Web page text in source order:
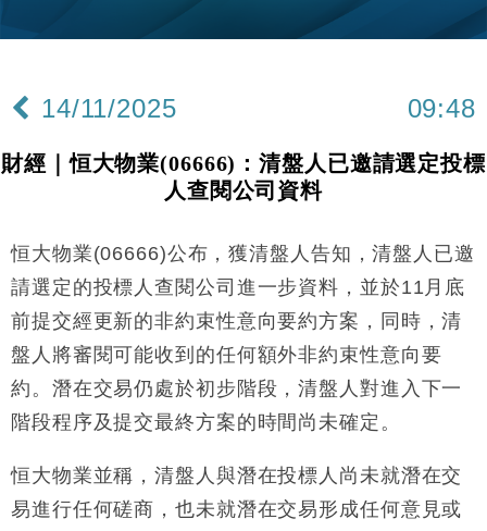
財經｜韓股反覆波動收跌 連挫7周創逾3年最長跌勢
12:44
財經｜日本春季三度入市撐日圓 4月單日斥6.28萬億
11:12
國際｜特朗普料美伊戰事快結束 承認部分彈藥庫存緊
司
18:31
財經｜華僑銀行上半年淨利創新高 中期息增15%至
及消費表現
16:47
本地｜假冒內地執法人員要求交「保證金」 43歲女子
損失近6900萬元
15:47
財經｜恒隆10月換帥 玩具「反」斗城亞洲CEO蔡德
粦接任
14/11/2025 09:48
財經｜恒大物業(06666)：清盤人已邀請選定投標
人查閱公司資料
恒大物業(06666)公布，獲清盤人告知，清盤人已邀
請選定的投標人查閱公司進一步資料，並於11月底
前提交經更新的非約束性意向要約方案，同時，清
盤人將審閱可能收到的任何額外非約束性意向要
約。潛在交易仍處於初步階段，清盤人對進入下一
階段程序及提交最終方案的時間尚未確定。
恒大物業並稱，清盤人與潛在投標人尚未就潛在交
易進行任何磋商，也未就潛在交易形成任何意見或